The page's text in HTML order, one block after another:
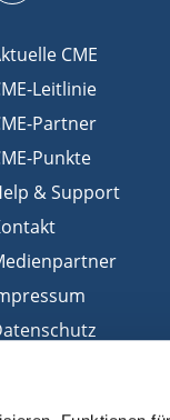
CME
Leitlinie
Partner
Punkte
& Support